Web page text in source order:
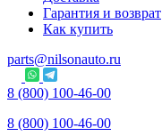
Гарантия и возврат
Как купить
parts@nilsonauto.ru
8 (800) 100-46-00
8 (800) 100-46-00